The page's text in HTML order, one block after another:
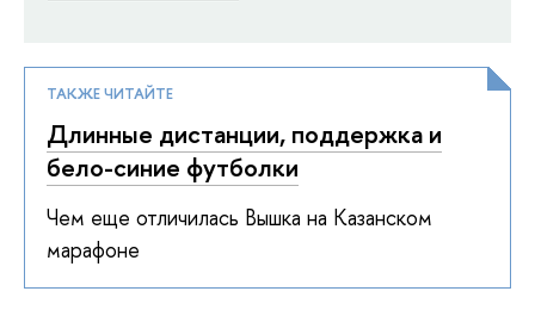
ТАКЖЕ ЧИТАЙТЕ
Длинные дистанции, поддержка и
бело-синие футболки
Чем еще отличилась Вышка на Казанском
марафоне